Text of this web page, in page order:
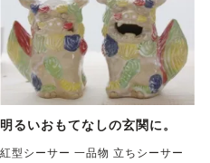
明るいおもてなしの玄関に。
紅型シーサー 一品物 立ちシーサー